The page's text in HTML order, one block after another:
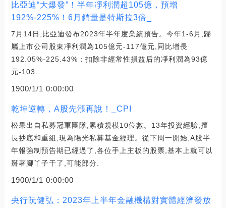
比亞迪“大爆發”！半年凈利潤超105億，預增
192%-225%！6月銷量是特斯拉3倍_
7月14日,比亞迪發布2023年半年度業績預告。今年1-6月,歸
屬上市公司股東凈利潤為105億元-117億元,同比增長
192.05%-225.43%；扣除非經常性損益后的凈利潤為93億
元-103.
1900/1/1 0:00:00
乾坤逆轉，A股先漲再說！_CPI
松果出自私募冠軍團隊,累積規模10位數。13年投資經驗,擅
長抄底和重組,現為陽光私募基金經理。從下周一開始,A股半
年報強制預告期已經過了,各位手上主板的股票,基本上就可以
掰著腳丫子干了,可能部分.
1900/1/1 0:00:00
央行阮健弘：2023年上半年金融機構對實體經濟發放